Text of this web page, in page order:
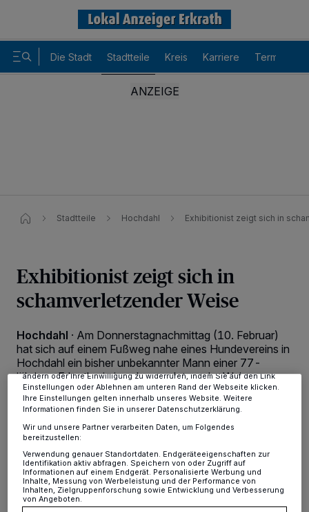
Die Stadt Stadtteile Kreis Karriere Termine
Stadtteile Hochdahl Exhibitionist zeigt sich in
Exhibitionist zeigt sich in
schamverletzender Weise
Hochdahl · Am Donnerstagnachmittag (10. Februar)
hat sich auf einem Fußweg nahe eines Hundevereins in
Hochdahl ein bisher unbekannter Mann einer 77-
jährigen Erkratherin in schamverletzender Weise
gezeigt. Die Polizei ermittelt und bittet um
Zeugenhinweise zu dem Exhibitionisten.
14.02.2022 , 10:17 Uhr Eine Minute Lesezeit
-Partner speichern und greifen auf
personenbezogene Daten wie Browserdaten oder eindeutige
Kennungen auf Ihrem Gerät zu. Durch Auswahl von OK aktivieren Sie
verarbeiten Daten, um Ihnen Dienste bereitzustellen“ aufgeführten
Zwecke. Wenn Tracker deaktiviert sind, sind manche Inhalte und
Anzeigen möglicherweise nicht mehr so relevant für Sie. Sie können
dieses Menü jederzeit wieder aufrufen, um Ihre Einstellungen zu
ändern oder Ihre Einwilligung zu widerrufen, indem Sie auf den Link
Einstellungen oder Ablehnen am unteren Rand der Webseite klicken.
Ihre Einstellungen gelten innerhalb unseres Website. Weitere
Informationen finden Sie in unserer Datenschutzerklärung.
Wir und unsere Partner verarbeiten Daten, um Folgendes
bereitzustellen:
Verwendung genauer Standortdaten. Endgeräteeigenschaften zur
Identifikation aktiv abfragen. Speichern von oder Zugriff auf
Informationen auf einem Endgerät. Personalisierte Werbung und
Inhalte, Messung von Werbeleistung und der Performance von
Inhalten, Zielgruppenforschung sowie Entwicklung und Verbesserung
von Angeboten.